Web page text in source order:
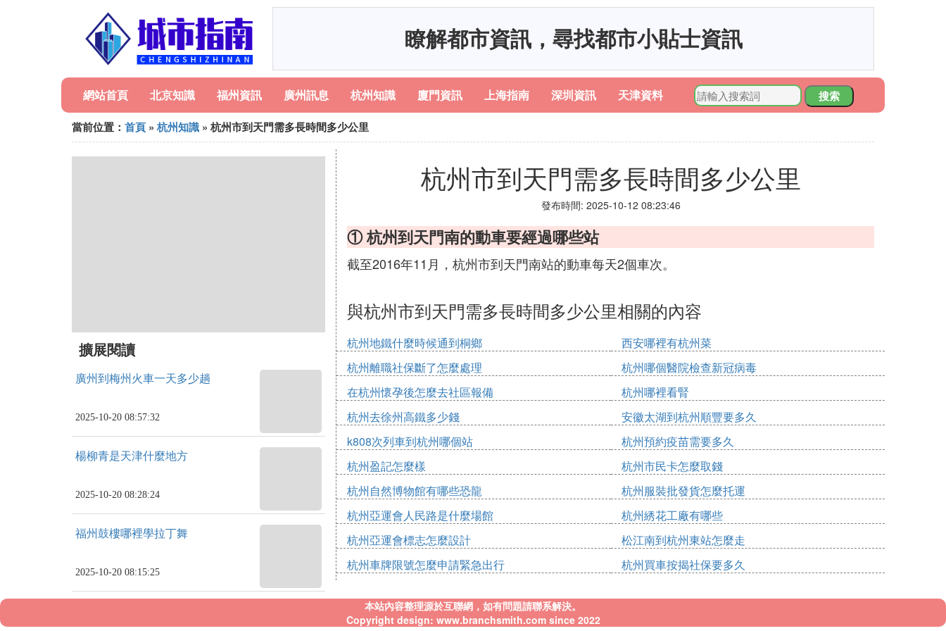
瞭解都市資訊，尋找都市小貼士資訊
網站首頁 北京知識 福州資訊 廣州訊息 杭州知識 廈門資訊 上海指南 深圳資訊 天津資料
搜索
當前位置： 首頁 » 杭州知識 » 杭州市到天門需多長時間多少公里
擴展閱讀
廣州到梅州火車一天多少趟
2025-10-20 08:57:32
楊柳青是天津什麼地方
2025-10-20 08:28:24
福州鼓樓哪裡學拉丁舞
2025-10-20 08:15:25
杭州市到天門需多長時間多少公里
發布時間: 2025-10-12 08:23:46
① 杭州到天門南的動車要經過哪些站
截至2016年11月，杭州市到天門南站的動車每天2個車次。
與杭州市到天門需多長時間多少公里相關的內容
杭州地鐵什麼時候通到桐鄉
西安哪裡有杭州菜
杭州離職社保斷了怎麼處理
杭州哪個醫院檢查新冠病毒
在杭州懷孕後怎麼去社區報備
杭州哪裡看腎
杭州去徐州高鐵多少錢
安徽太湖到杭州順豐要多久
k808次列車到杭州哪個站
杭州預約疫苗需要多久
杭州盈記怎麼樣
杭州市民卡怎麼取錢
杭州自然博物館有哪些恐龍
杭州服裝批發貨怎麼托運
杭州亞運會人民路是什麼場館
杭州綉花工廠有哪些
杭州亞運會標志怎麼設計
松江南到杭州東站怎麼走
杭州車牌限號怎麼申請緊急出行
杭州買車按揭社保要多久
本站內容整理源於互聯網，如有問題請聯系解決。
Copyright design: www.branchsmith.com since 2022